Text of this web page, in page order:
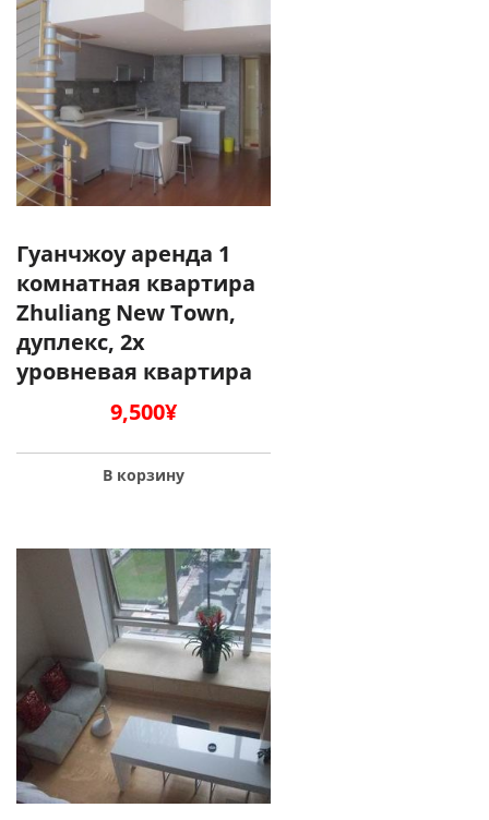
Гуанчжоу аренда 1
комнатная квартира
Zhuliang New Town,
дуплекс, 2х
уровневая квартира
9,500¥
В корзину